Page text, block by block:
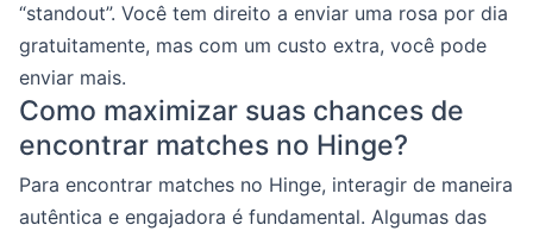
“standout”. Você tem direito a enviar uma rosa por dia
gratuitamente, mas com um custo extra, você pode
enviar mais.
Como maximizar suas chances de
encontrar matches no Hinge?
Para encontrar matches no Hinge, interagir de maneira
autêntica e engajadora é fundamental. Algumas das